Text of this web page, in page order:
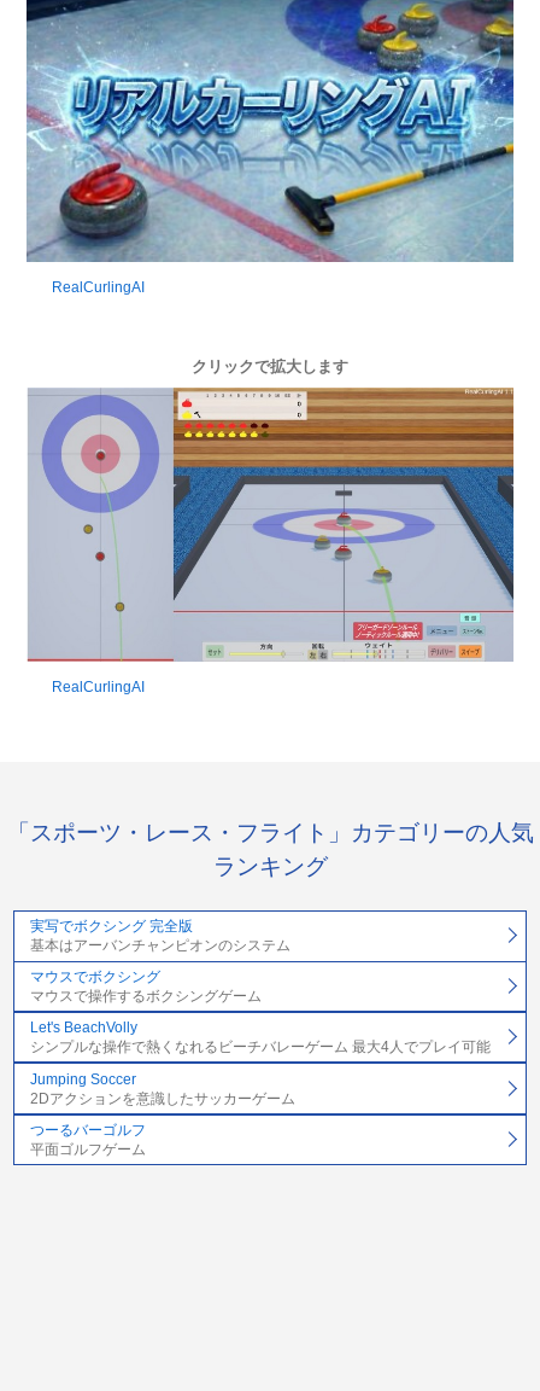
RealCurlingAI
クリックで拡大します
RealCurlingAI
「スポーツ・レース・フライト」カテゴリーの人気
ランキング
実写でボクシング 完全版
基本はアーバンチャンピオンのシステム
マウスでボクシング
マウスで操作するボクシングゲーム
Let's BeachVolly
シンプルな操作で熱くなれるビーチバレーゲーム 最大4人でプレイ可能
Jumping Soccer
2Dアクションを意識したサッカーゲーム
つーるバーゴルフ
平面ゴルフゲーム